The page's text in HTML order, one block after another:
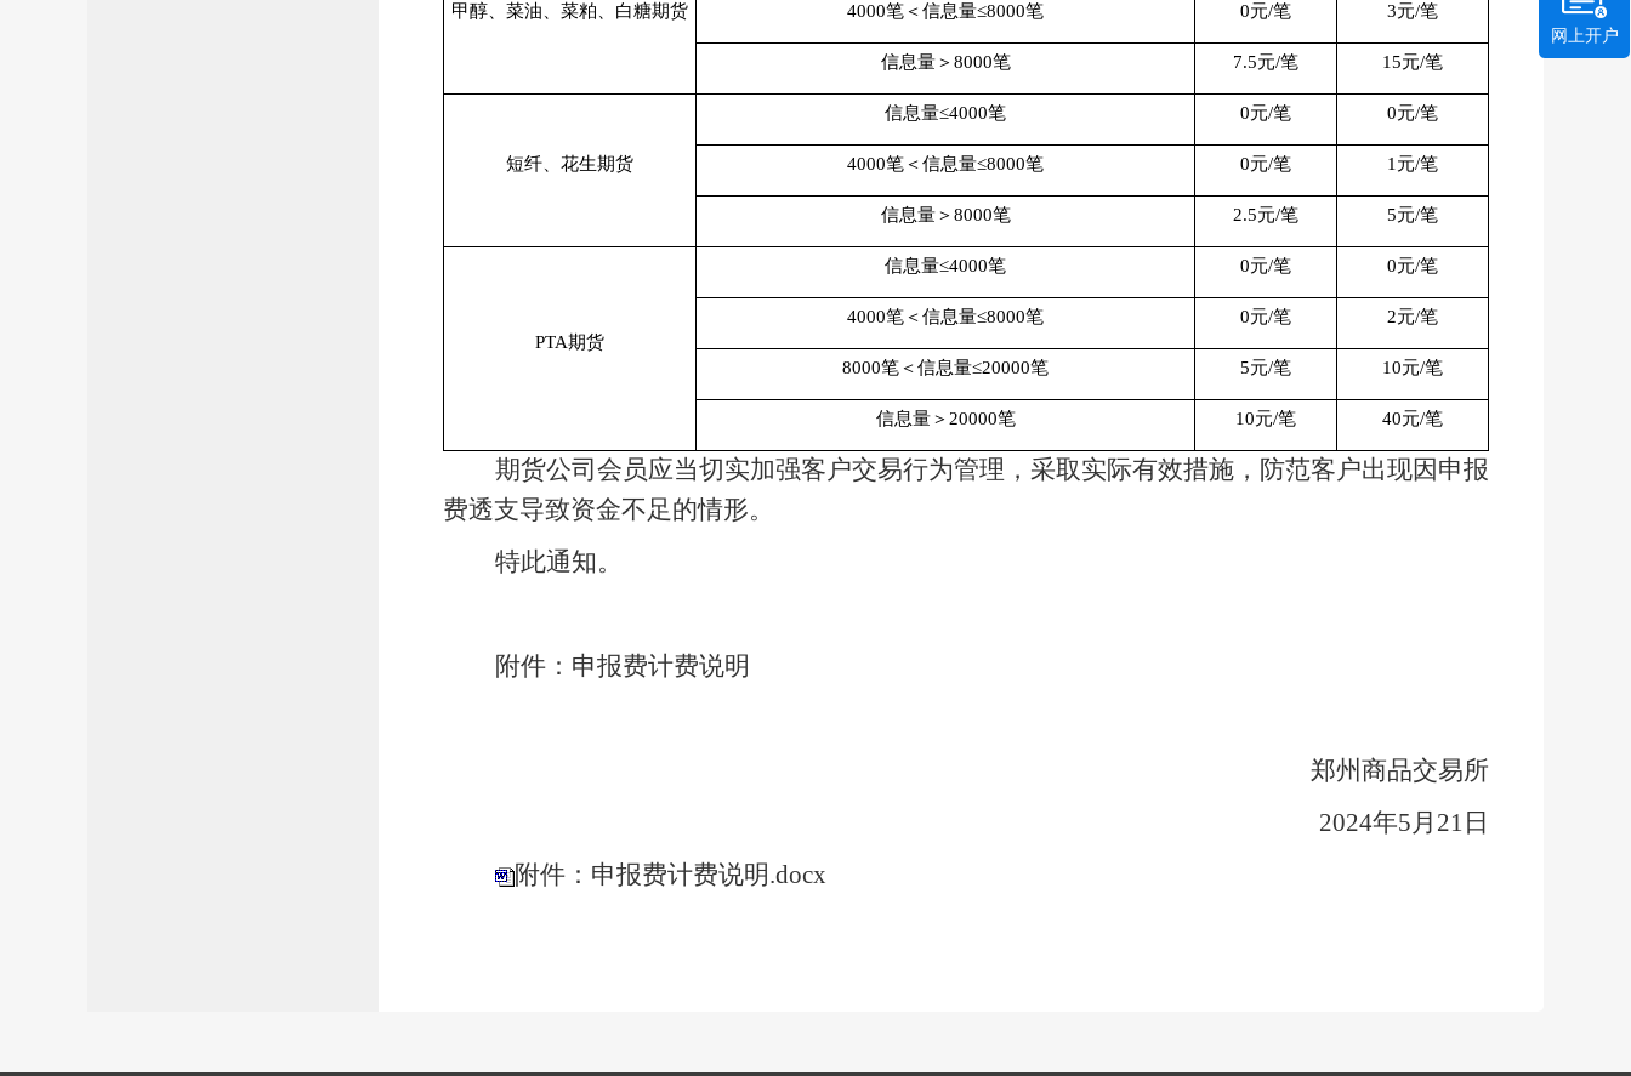
甲醇、菜油、菜粕、白糖期货 4000笔＜信息量≤8000笔 0元/笔 3元/笔
信息量＞ 8000笔 7.5元/笔 15元/笔
短纤、花生期货
信息量≤4000笔 0元/笔 0元/笔
4000笔＜信息量≤8000笔 0元/笔 1 元/笔
信息量＞ 8000笔 2.5元/笔 5元/笔
PTA期货
信息量≤4000笔 0元/笔 0元/笔
4000笔＜信息量≤8000笔 0元/笔 2元/笔
8000笔＜信息量≤20000笔 5元/笔 10元/笔
信息量＞ 20000笔 10元/笔 40元/笔
期货公司会员应当切实加强客户交易行为管理，采取实际有效措施， 防范客户出现因申报
费透支导致资金不足的情形。
特此通知。
附件：申报费计费说明
郑州商品交易所
2024年5月 21 日
附件：申报费计费说明.docx
网上开户